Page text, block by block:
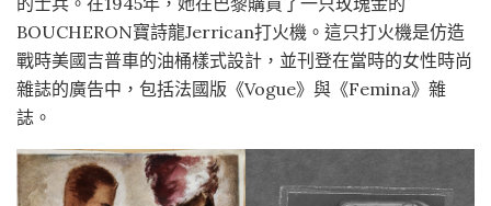
BOUCHERON寶詩龍Jerrican打火機。這只打火機是仿造
戰時美國吉普車的油桶樣式設計，並刊登在當時的女性時尚
雜誌的廣告中，包括法國版《Vogue》與《Femina》雜
誌。